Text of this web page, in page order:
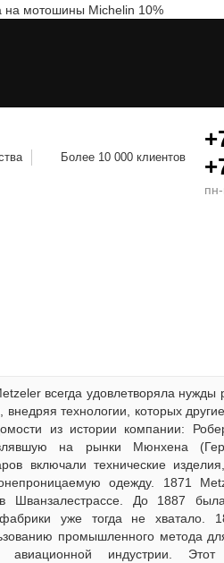
Более 10 000 клиентов
всегда удовлетворяла нужды
технологии, которых
из истории компании:
на рынки Мюнхена
включали технические
одежду. 1871
Шванзалестрассе. До 1887
уже тогда не хватало.
промышленного метода
индустрии. Этот